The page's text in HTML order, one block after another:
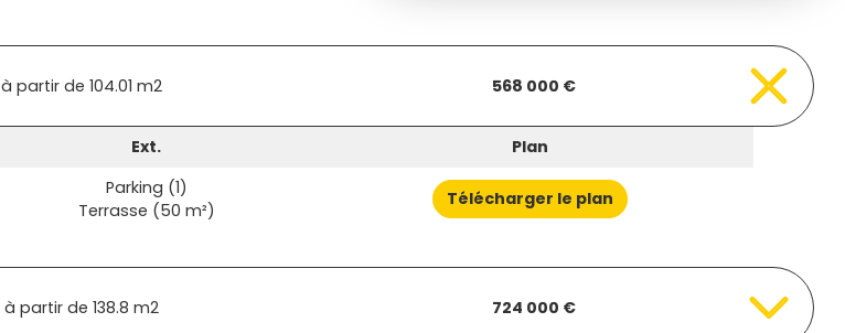
à partir de 104.01 m2 568 000 €
Ext. Plan
Parking (1)
Terrasse (50 m²)
Télécharger le plan
à partir de 138.8 m2 724 000 €